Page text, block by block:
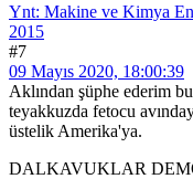
Ynt: Makine ve Kimya
2015
#7
09 Mayıs 2020, 18:00:39
Aklından şüphe ederim
teyakkuzda fetocu
üstelik Amerika'ya.
DALKAVUKLAR